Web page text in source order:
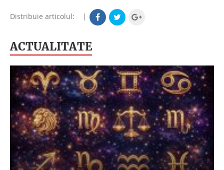
Distribuie articolul: |
ACTUALITATE